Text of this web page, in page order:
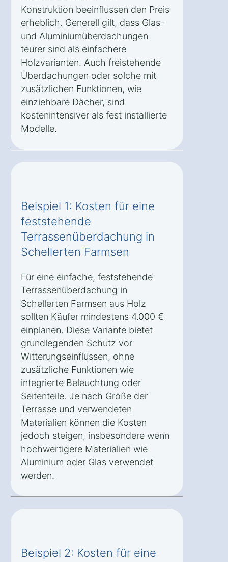
Konstruktion beeinflussen den Preis
erheblich. Generell gilt, dass Glas-
und Aluminiumüberdachungen
teurer sind als einfachere
Holzvarianten. Auch freistehende
Überdachungen oder solche mit
zusätzlichen Funktionen, wie
einziehbare Dächer, sind
kostenintensiver als fest installierte
Modelle.
Beispiel 1: Kosten für eine
feststehende
Terrassenüberdachung in
Schellerten Farmsen
Für eine einfache, feststehende
Terrassenüberdachung in
Schellerten Farmsen aus Holz
sollten Käufer mindestens 4.000 €
einplanen. Diese Variante bietet
grundlegenden Schutz vor
Witterungseinflüssen, ohne
zusätzliche Funktionen wie
integrierte Beleuchtung oder
Seitenteile. Je nach Größe der
Terrasse und verwendeten
Materialien können die Kosten
jedoch steigen, insbesondere wenn
hochwertigere Materialien wie
Aluminium oder Glas verwendet
werden.
Beispiel 2: Kosten für eine